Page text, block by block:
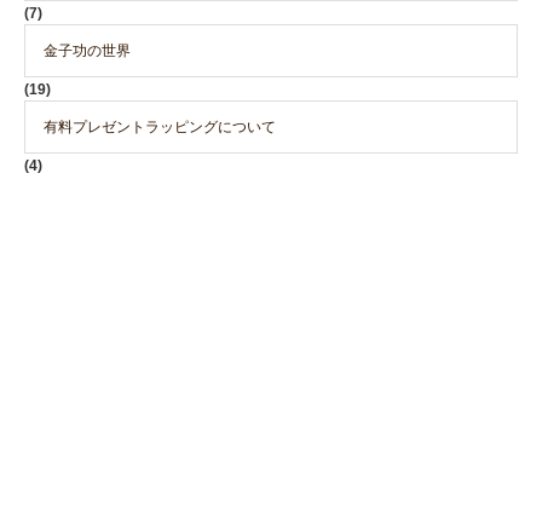
(7)
金子功の世界
(19)
有料プレゼントラッピングについて
(4)